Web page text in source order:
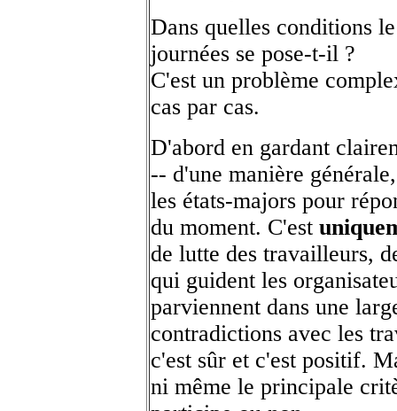
Dans quelles conditions
journées se pose-t-il ?
C'est un problème
cas par cas.
D'abord en gardant
-- d'une manière
les états-majors pour
du moment. C'est
de lutte des travailleurs,
qui guident les
parviennent dans une
contradictions avec les
c'est sûr et c'est positif.
ni même le principale